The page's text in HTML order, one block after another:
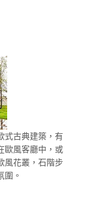
式古典建築，有
歐風客廳中，或
風花叢，石階步
圍。